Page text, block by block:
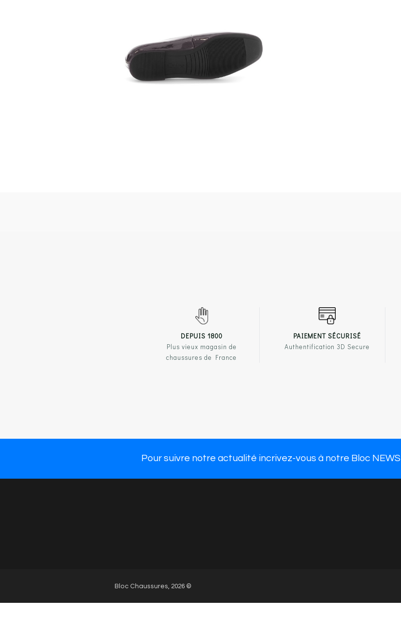
DEPUIS 1800
Plus vieux magasin de
chaussures de France
PAIEMENT SÉCURISÉ
Authentification 3D Secure
Pour suivre notre actualité incrivez-vous à notre Bloc NEWS
marques de qualité.
Nos marques
Bloc Chaussures, 2026 ©